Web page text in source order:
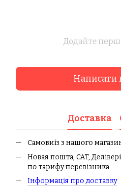
Додайте
Написати
Доставка
Самовиіз з нашого
Новая пошта, CAT,
по тарифу перевізника
Інформація про доставку